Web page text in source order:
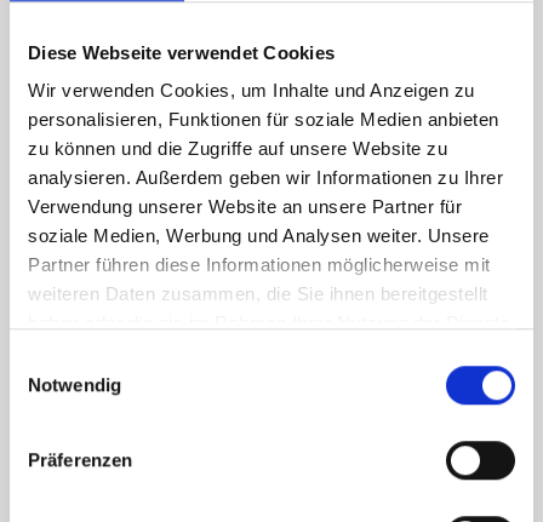
Diese Webseite verwendet Cookies
Wir verwenden Cookies, um Inhalte und Anzeigen zu
personalisieren, Funktionen für soziale Medien anbieten
zu können und die Zugriffe auf unsere Website zu
analysieren. Außerdem geben wir Informationen zu Ihrer
Verwendung unserer Website an unsere Partner für
soziale Medien, Werbung und Analysen weiter. Unsere
Partner führen diese Informationen möglicherweise mit
weiteren Daten zusammen, die Sie ihnen bereitgestellt
Notwendig
Präferenzen
Boxen unterschiedlich viel und es ergibt sich für jede Box
der Preisangabe der Einzelstücke eingerechnet und
erhöhen den reinen Materialpreis des Osmiums.
Andere Edelmetalle